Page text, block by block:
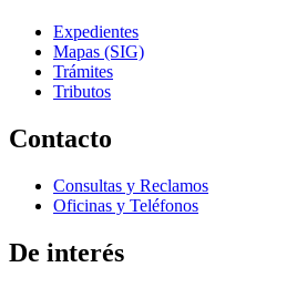
Expedientes
Mapas (SIG)
Trámites
Tributos
Contacto
Consultas y Reclamos
Oficinas y Teléfonos
De interés